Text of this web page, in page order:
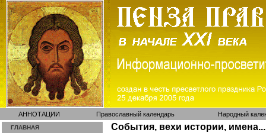
АННОТАЦИИ Православный календарь Народный
ГЛАВНАЯ
События, вехи истории, имена...